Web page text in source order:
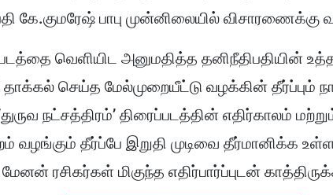
கே.குமரேஷ் பாபு முன்னிலையில் விசாரணைக்கு
வெளியிட அனுமதித்த தனிநீதிபதியின்
செய்த மேல்முறையீட்டு வழக்கின் தீர்ப்பும்
நட்சத்திரம்’ திரைப்படத்தின் எதிர்காலம்
வழங்கும் தீர்ப்பே இறுதி முடிவை தீர்மானிக்க
ரசிகர்கள் மிகுந்த எதிர்பார்ப்புடன்